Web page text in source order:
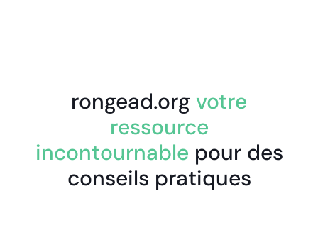
rongead.org votre
ressource
incontournable pour des
conseils pratiques